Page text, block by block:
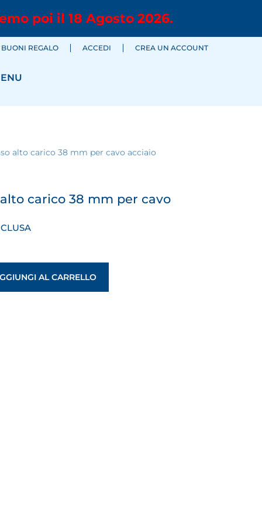
poi il 18 Agosto 2026.
BUONI REGALO ACCEDI CREA UN ACCOUNT
alto carico 38 mm per cavo acciaio
carico 38 mm per cavo
AL CARRELLO